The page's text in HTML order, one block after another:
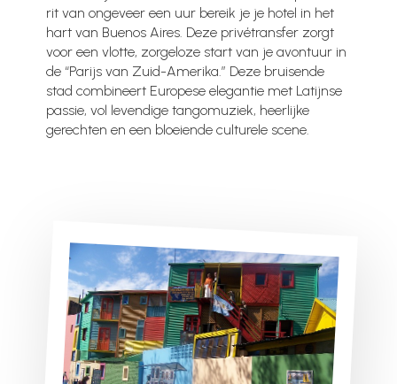
rit van ongeveer een uur bereik je je hotel in het
hart van Buenos Aires. Deze privétransfer zorgt
voor een vlotte, zorgeloze start van je avontuur in
de “Parijs van Zuid-Amerika.” Deze bruisende
stad combineert Europese elegantie met Latijnse
passie, vol levendige tangomuziek, heerlijke
gerechten en een bloeiende culturele scene.